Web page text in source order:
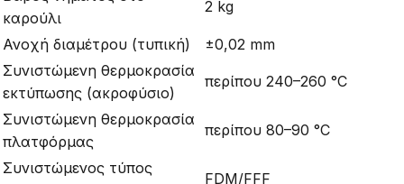
καρούλι
2 kg
Ανοχή διαμέτρου (τυπική)
±0,02 mm
Συνιστώμενη θερμοκρασία
εκτύπωσης (ακροφύσιο)
περίπου 240–260 °C
Συνιστώμενη θερμοκρασία
πλατφόρμας
περίπου 80–90 °C
Συνιστώμενος τύπος
FDM/FFF